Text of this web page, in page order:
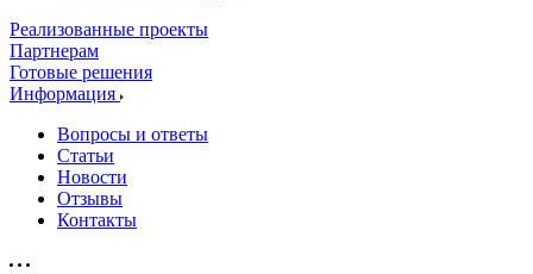
Реализованные проекты
Партнерам
Готовые решения
Информация
Вопросы и ответы
Статьи
Новости
Отзывы
Контакты